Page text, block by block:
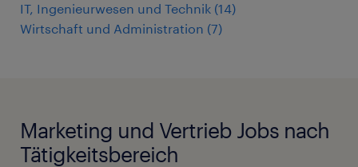
IT, Ingenieurwesen und Technik (14)
Wirtschaft und Administration (7)
Marketing und Vertrieb Jobs nach
Tätigkeitsbereich